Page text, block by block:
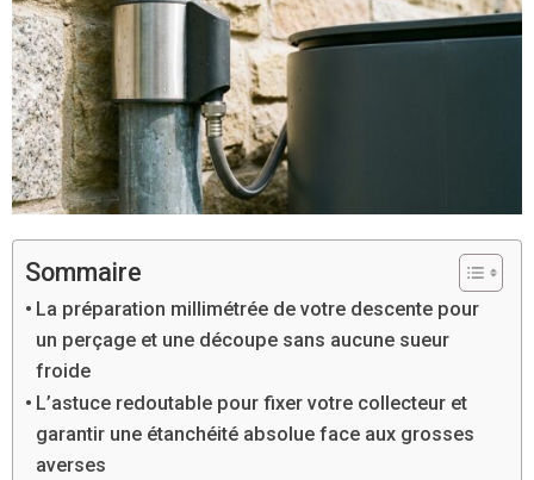
Sommaire
La préparation millimétrée de votre descente pour
un perçage et une découpe sans aucune sueur
froide
L’astuce redoutable pour fixer votre collecteur et
garantir une étanchéité absolue face aux grosses
averses